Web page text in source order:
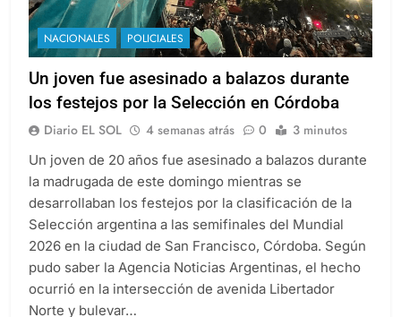
NACIONALES POLICIALES
Un joven fue asesinado a balazos durante
los festejos por la Selección en Córdoba
Diario EL SOL 4 semanas atrás 0 3 minutos
Un joven de 20 años fue asesinado a balazos durante
la madrugada de este domingo mientras se
desarrollaban los festejos por la clasificación de la
Selección argentina a las semifinales del Mundial
2026 en la ciudad de San Francisco, Córdoba. Según
pudo saber la Agencia Noticias Argentinas, el hecho
ocurrió en la intersección de avenida Libertador
Norte y bulevar…